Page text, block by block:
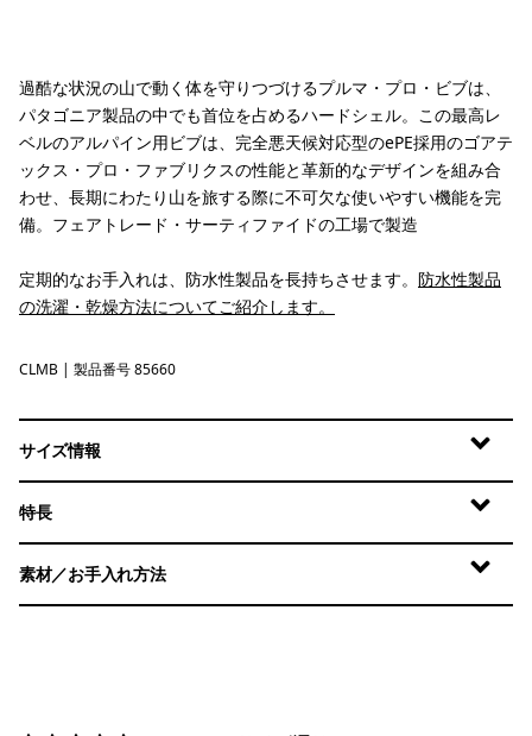
過酷な状況の山で動く体を守りつづけるプルマ・プロ・ビブは、
パタゴニア製品の中でも首位を占めるハードシェル。この最高レ
ベルのアルパイン用ビブは、完全悪天候対応型のePE採用のゴアテ
ックス・プロ・ファブリクスの性能と革新的なデザインを組み合
わせ、長期にわたり山を旅する際に不可欠な使いやすい機能を完
備。フェアトレード・サーティファイドの工場で製造
定期的なお手入れは、防水性製品を長持ちさせます。 防水性製品
の洗濯・乾燥方法についてご紹介します。
Clement Blue
CLMB | 製品番号 85660
サイズ情報
特長
素材／お手入れ方法